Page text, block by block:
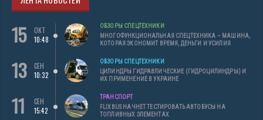
15
ОКТ
10:48
ОБЗОРЫ СПЕЦТЕХНИКИ
МНОГОФУНКЦИОНАЛЬНАЯ СПЕЦТЕХНИКА – МАШИНА,
КОТОРАЯ ЭКОНОМИТ ВРЕМЯ, ДЕНЬГИ И УСИЛИЯ
13
СЕН
10:32
ОБЗОРЫ СПЕЦТЕХНИКИ
ЦИЛИНДРЫ ГИДРАВЛИЧЕСКИЕ (ГИДРОЦИЛИНДРЫ) И
ИХ ПРИМЕНЕНИЕ В УКРАИНЕ
11
СЕН
15:42
ТРАНСПОРТ
FLIXBUS НАЧНЕТ ТЕСТИРОВАТЬ АВТОБУСЫ НА
ТОПЛИВНЫХ ЭЛЕМЕНТАХ